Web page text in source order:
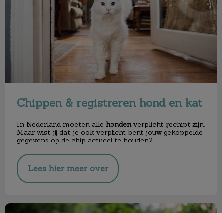
Chippen & registreren hond en kat
In Nederland moeten alle hondenverplicht gechipt zijn.
Maar wist jij dat je ook verplicht bent jouw gekoppelde
gegevens op de chip actueel te houden?
Lees hier meer over
De zomer komt eraan!